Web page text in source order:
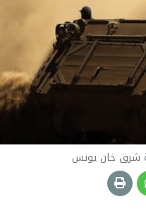
شرق خان يونس